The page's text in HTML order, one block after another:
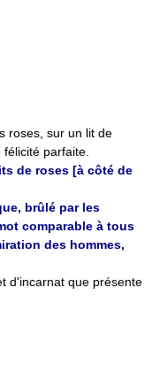
roses, sur un lit de
parfaite.
de roses [à côté de
brûlé par les
comparable à tous
des hommes,
d'incarnat que présente